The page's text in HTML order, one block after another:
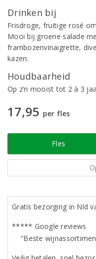
Drinken bij
Frisdroge, fruitige rosé
Mooi bij groene salade
frambozenvinaigrette,
kazen.
Houdbaarheid
Op z’n mooist tot 2 à 3
17,95 per fles
Fles
Gratis bezorging in Nld
***** Google reviews
"Beste